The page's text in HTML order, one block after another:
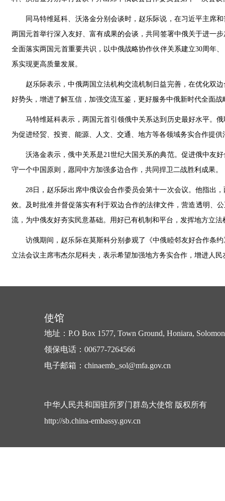
同马特维延科、沃洛金分别会谈时，赵乐际说，在习近平主席
两国元首举行深入友好、富有成果的会谈，共同签署中俄关于进一
全面落实两国元首重要共识，以中俄战略协作伙伴关系建立30周年
系实现更高质量发展。
赵乐际表示，中俄两国立法机构交流机制日益完善，在优化双
好势头，增进了解互信，加强交流互鉴，更好服务中俄新时代全面
马特维延科表示，两国元首引领俄中关系达到历史最好水平。
为促进经贸、投资、能源、人文、交通、地方等各领域务实合作提供
沃洛金表示，俄中关系是21世纪大国关系的典范。促进俄中友
守一个中国原则，愿同中方加强多边合作，共同捍卫二战胜利成果。
28日，赵乐际出席中俄议会合作委员会第十一次会议。他指出
效。及时批准并督促落实有利于双边合作的法律文件，营造透明、
流，为中俄友好夯实民意基础。用好已有机制和平台，发挥地方立
访俄期间，赵乐际在莫斯科分别参观了《中俄睦邻友好合作条
立法会议主席韦杰尔尼科夫，表示希望加强地方务实合作，增进人
使馆
地址：P.O Box 1577, Town Ground, Honiara,
领保电话：00677-7264566
电子邮箱：chinaemb_sol@mfa.gov.cn
中华人民共和国驻所罗门群岛大使馆 版权所有
http://sb.china-embassy.gov.cn